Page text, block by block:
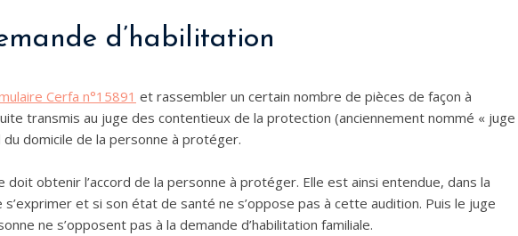
d’habilitation
Cerfa n°15891 et rassembler un certain nombre de pièces de façon à
transmis au juge des contentieux de la protection (anciennement nommé « juge
domicile de la personne à protéger.
doit obtenir l’accord de la personne à protéger. Elle est ainsi entendue, dans la
et si son état de santé ne s’oppose pas à cette audition. Puis le juge
ne s’opposent pas à la demande d’habilitation familiale.